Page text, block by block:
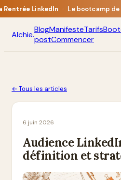
Rentrée LinkedIn · Le bootcamp
Alchie.BlogManifesteTarifs
postCommencer
← Tous les articles
6 juin 2026
Audience
définition et